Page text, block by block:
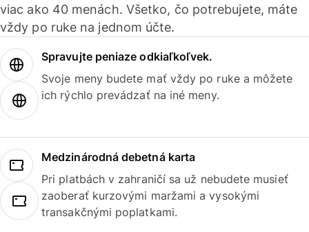
viac ako 40 menách. Všetko, čo potrebujete, máte
vždy po ruke na jednom účte.
Spravujte peniaze odkiaľkoľvek.
Svoje meny budete mať vždy po ruke a môžete
ich rýchlo prevádzať na iné meny.
Medzinárodná debetná karta
Pri platbách v zahraničí sa už nebudete musieť
zaoberať kurzovými maržami a vysokými
transakčnými poplatkami.